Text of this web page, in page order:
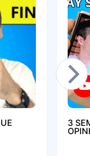
3